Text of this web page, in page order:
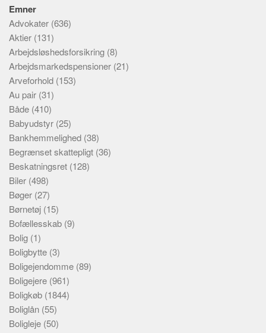
Emner
Advokater (636)
Aktier (131)
Arbejdsløshedsforsikring (8)
Arbejdsmarkedspensioner (21)
Arveforhold (153)
Au pair (31)
Både (410)
Babyudstyr (25)
Bankhemmelighed (38)
Begrænset skattepligt (36)
Beskatningsret (128)
Biler (498)
Bøger (27)
Børnetøj (15)
Bofællesskab (9)
Bolig (1)
Boligbytte (3)
Boligejendomme (89)
Boligejere (961)
Boligkøb (1844)
Boliglån (55)
Boligleje (50)